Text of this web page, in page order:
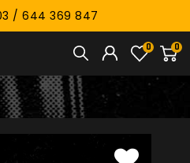
/ 644 369 847
0
0